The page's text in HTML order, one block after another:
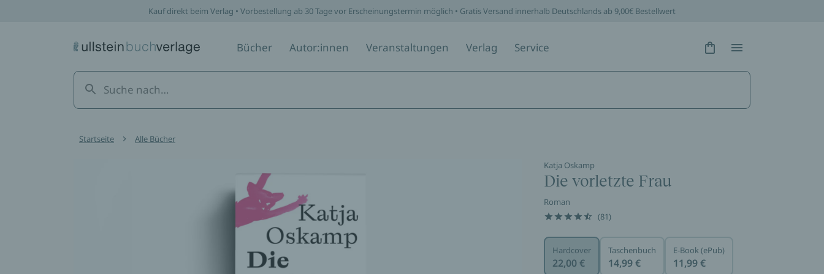
Kauf direkt beim Verlag • Vorbestellung ab 30 Tage vor Erscheinungstermin möglich • Gratis Versand innerhalb Deutschlands ab 9,00€ Bestellwert
Bücher Autor:innen Veranstaltungen Verlag Service Hidden Text
Hidden Text
Startseite Alle Bücher
Katja Oskamp
Die vorletzte Frau
Roman
(81)
Hardcover
22,00 €
Taschenbuch
14,99 €
E-Book (ePub)
11,99 €